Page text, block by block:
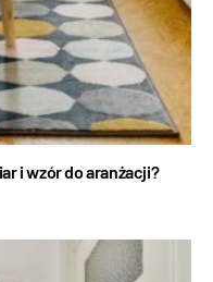
i wzór do aranżacji?